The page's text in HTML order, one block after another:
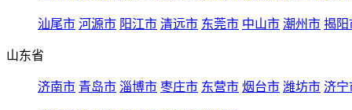
汕尾市 河源市 阳江市 清远市 东莞市 中山市 潮州市 揭阳
山东省
济南市 青岛市 淄博市 枣庄市 东营市 烟台市 潍坊市 济宁